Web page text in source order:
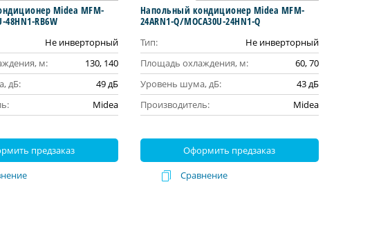
Midea MFM-
48HN1-RB6W
Не инверторный
м:
130, 140
дБ:
49 дБ
Midea
предзаказ
Напольный кондиционер Midea MFM-
24ARN1-Q/MOCA30U-24HN1-Q
Тип:
Не инверторный
Площадь охлаждения, м:
60, 70
Уровень шума, дБ:
43 дБ
Производитель:
Midea
Оформить предзаказ
Сравнение